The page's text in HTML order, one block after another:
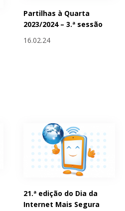
Partilhas à Quarta
2023/2024 – 3.ª sessão
16.02.24
21.ª edição do Dia da
Internet Mais Segura